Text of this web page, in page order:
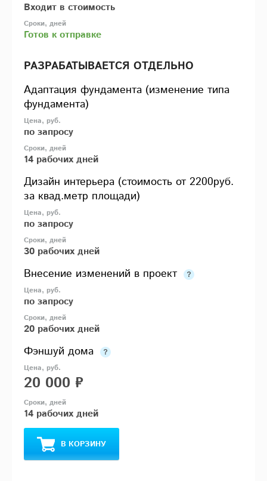
Входит в стоимость
Готов к отправке
РАЗРАБАТЫВАЕТСЯ ОТДЕЛЬНО
Адаптация фундамента (изменение типа
фундамента)
по запросу
14 рабочих дней
Дизайн интерьера (стоимость от 2200руб.
за квад.метр площади)
по запросу
30 рабочих дней
Внесение изменений в проект
по запросу
20 рабочих дней
Фэншуй дома
20 000 ₽
14 рабочих дней
В КОРЗИНУ